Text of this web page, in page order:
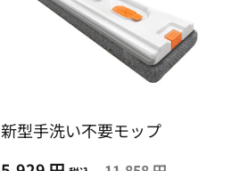
新型手洗い不要モップ